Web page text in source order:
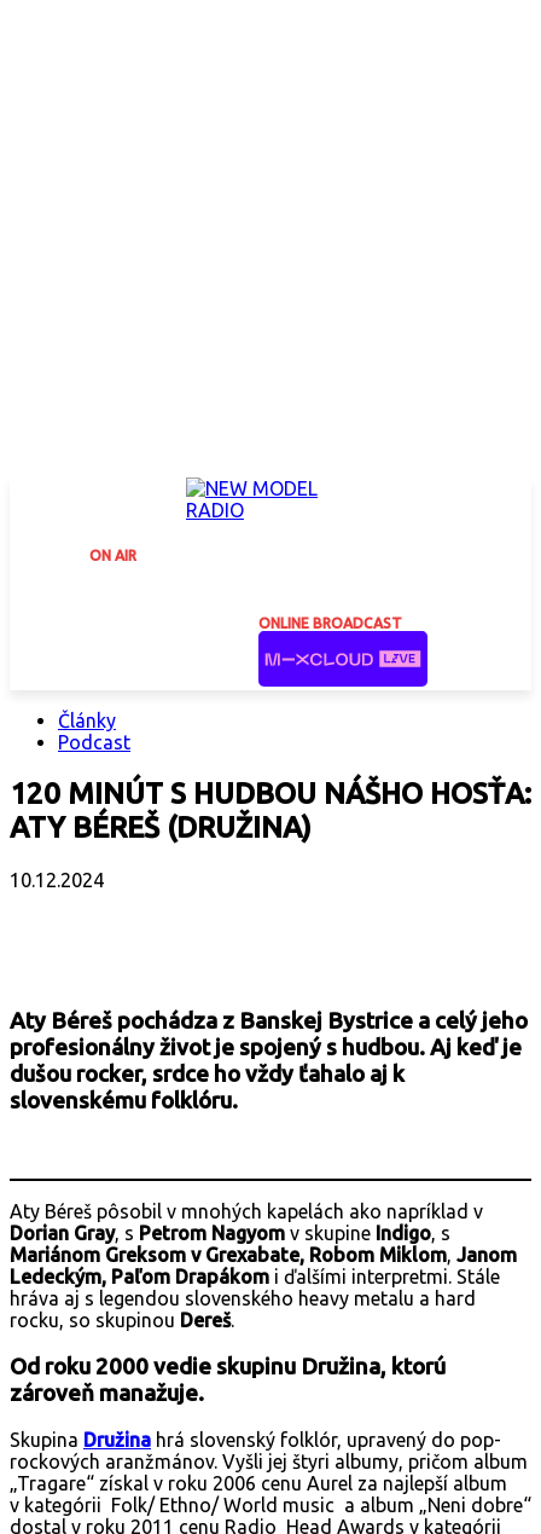
ON AIR
ONLINE BROADCAST
Články
Podcast
120 MINÚT S HUDBOU NÁŠHO HOSŤA:
ATY BÉREŠ (DRUŽINA)
10.12.2024
Aty Béreš pochádza z Banskej Bystrice a celý jeho
profesionálny život je spojený s hudbou. Aj keď je
dušou rocker, srdce ho vždy ťahalo aj k
slovenskému folklóru.
Aty Béreš pôsobil v mnohých kapelách ako napríklad v
Dorian Gray, s Petrom Nagyom v skupine Indigo, s
Mariánom Greksom v Grexabate, Robom Miklom, Janom
Ledeckým, Paľom Drapákom i ďalšími interpretmi. Stále
hráva aj s legendou slovenského heavy metalu a hard
rocku, so skupinou Dereš.
Od roku 2000 vedie skupinu Družina, ktorú
zároveň manažuje.
Skupina Družina hrá slovenský folklór, upravený do pop-
rockových aranžmánov. Vyšli jej štyri albumy, pričom album
„Tragare“ získal v roku 2006 cenu Aurel za najlepší album
v kategórii Folk/ Ethno/ World music a album „Neni dobre“
dostal v roku 2011 cenu Radio_Head Awards v kategórii